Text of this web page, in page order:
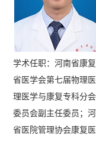
学术任职：河南省康
省医学会第七届物理
理医学与康复专科分
委员会副主任委员；
省医院管理协会康复